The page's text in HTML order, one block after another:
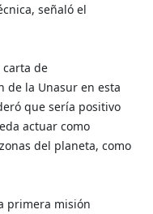
señaló el
carta de
de la Unasur en esta
que sería positivo
actuar como
del planeta, como
primera misión